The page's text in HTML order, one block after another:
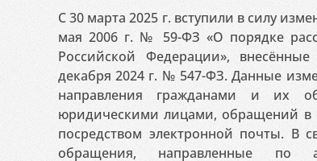
С 30 марта 2025 г. вступили в силу
мая 2006 г. № 59-ФЗ «О порядке
Российской Федерации»,
декабря 2024 г. № 547-ФЗ. Данные
направления гражданами и их
юридическими лицами, обращений в
посредством электронной почты. В
обращения, направленные по